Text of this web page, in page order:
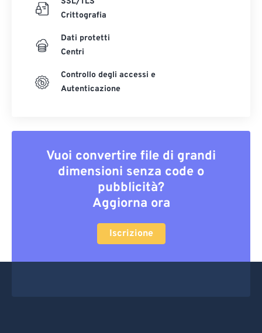
Crittografia
Dati protetti
Centri
Controllo degli accessi e
Autenticazione
Vuoi convertire file di grandi
dimensioni senza code o
pubblicità?
Aggiorna ora
Iscrizione